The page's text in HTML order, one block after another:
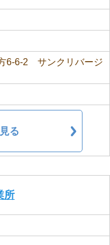
6-6-2 サンクリバージ
る
所